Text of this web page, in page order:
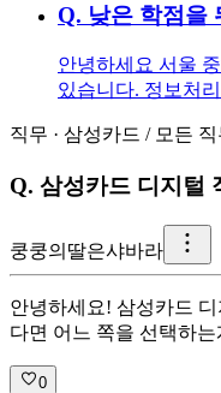
Q. 낮은 학점을
안녕하세요 서울
있습니다. 정보처
직무 · 삼성카드 / 모든 직
Q. 삼성카드 디지털
쿵쿵의딸은샤바라
안녕하세요! 삼성카드
다면 어느 쪽을 선택하
0